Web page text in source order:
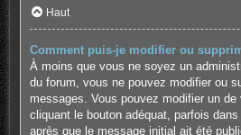
Haut
Comment puis-je modifier ou
À moins que vous ne soyez un
du forum, vous ne pouvez modifier ou
messages. Vous pouvez modifier un
cliquant le bouton adéquat, parfois
après que le message initial ait été